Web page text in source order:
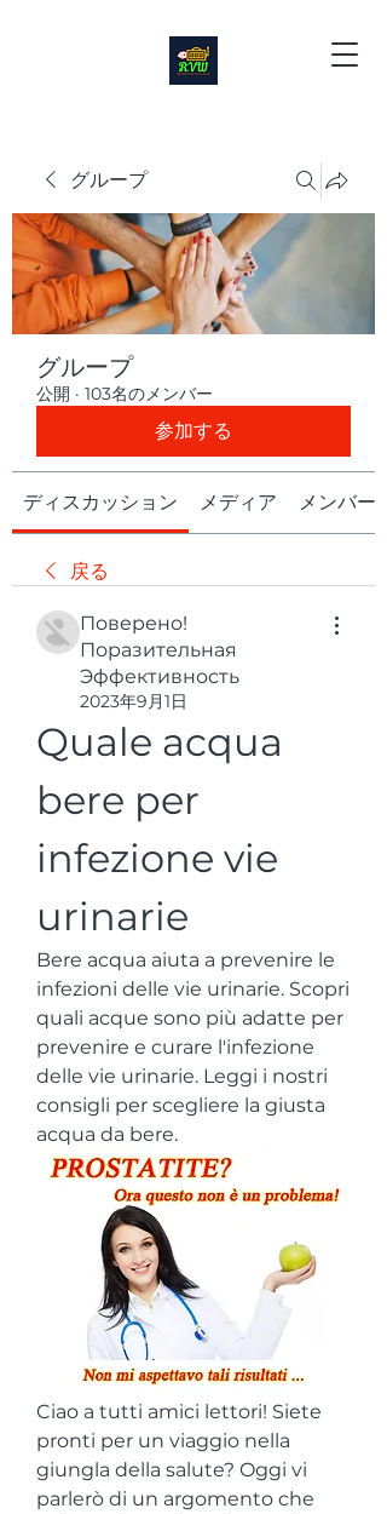
グループ
グループ
公開 · 103名のメンバー
参加する
ディスカッション メディア メンバー
戻る
Поверено!
Поразительная
Эффективность
2023年9月1日
Quale acqua
bere per
infezione vie
urinarie
Bere acqua aiuta a prevenire le
infezioni delle vie urinarie. Scopri
quali acque sono più adatte per
prevenire e curare l'infezione
delle vie urinarie. Leggi i nostri
consigli per scegliere la giusta
acqua da bere.
Ciao a tutti amici lettori! Siete
pronti per un viaggio nella
giungla della salute? Oggi vi
parlerò di un argomento che